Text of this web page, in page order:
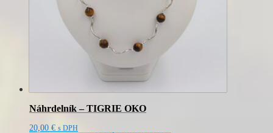
Náhrdelník – TIGRIE OKO
20,00 € s DPH